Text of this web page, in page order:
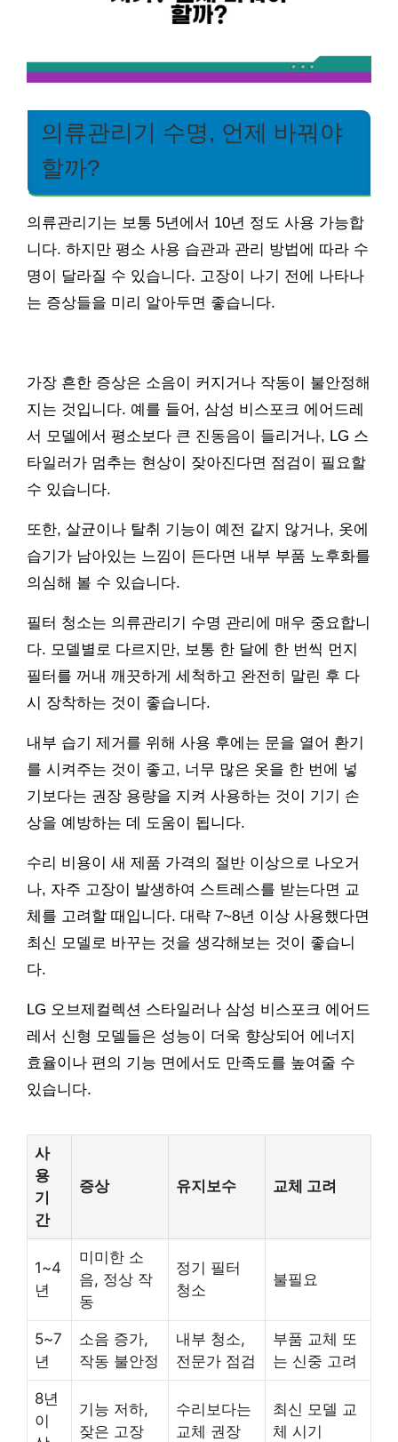
의류관리기 수명, 언제 바꿔야
할까?
의류관리기는 보통 5년에서 10년 정도 사용 가능합
니다. 하지만 평소 사용 습관과 관리 방법에 따라 수
명이 달라질 수 있습니다. 고장이 나기 전에 나타나
는 증상들을 미리 알아두면 좋습니다.
가장 흔한 증상은 소음이 커지거나 작동이 불안정해
지는 것입니다. 예를 들어, 삼성 비스포크 에어드레
서 모델에서 평소보다 큰 진동음이 들리거나, LG 스
타일러가 멈추는 현상이 잦아진다면 점검이 필요할
수 있습니다.
또한, 살균이나 탈취 기능이 예전 같지 않거나, 옷에
습기가 남아있는 느낌이 든다면 내부 부품 노후화를
의심해 볼 수 있습니다.
필터 청소는 의류관리기 수명 관리에 매우 중요합니
다. 모델별로 다르지만, 보통 한 달에 한 번씩 먼지
필터를 꺼내 깨끗하게 세척하고 완전히 말린 후 다
시 장착하는 것이 좋습니다.
내부 습기 제거를 위해 사용 후에는 문을 열어 환기
를 시켜주는 것이 좋고, 너무 많은 옷을 한 번에 넣
기보다는 권장 용량을 지켜 사용하는 것이 기기 손
상을 예방하는 데 도움이 됩니다.
수리 비용이 새 제품 가격의 절반 이상으로 나오거
나, 자주 고장이 발생하여 스트레스를 받는다면 교
체를 고려할 때입니다. 대략 7~8년 이상 사용했다면
최신 모델로 바꾸는 것을 생각해보는 것이 좋습니
다.
LG 오브제컬렉션 스타일러나 삼성 비스포크 에어드
레서 신형 모델들은 성능이 더욱 향상되어 에너지
효율이나 편의 기능 면에서도 만족도를 높여줄 수
있습니다.
사
용
기
간
증상 유지보수 교체 고려
1~4
년
미미한 소
음, 정상 작
동
정기 필터
청소
불필요
5~7
년
소음 증가,
작동 불안정
내부 청소,
전문가 점검
부품 교체 또
는 신중 고려
8년
이
기능 저하,
잦은 고장
수리보다는
교체 권장
최신 모델 교
체 시기